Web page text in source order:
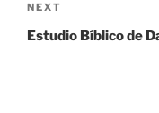
Next
Post
NEXT
Estudio Bíblico de